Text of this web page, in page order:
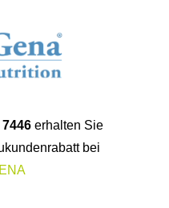
erhalten Sie
bei